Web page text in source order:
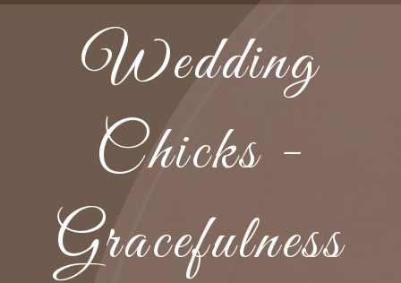
Wedding
Chicks -
Gracefulness